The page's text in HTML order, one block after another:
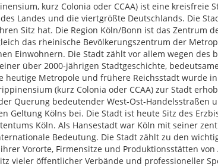
kurz Colonia oder CCAA) ist eine
Landes und die viertgrößte Deutschlands. Die
Sitz hat. Die Region Köln/Bonn ist das Zentrum
das rheinische Bevölkerungszentrum der
Einwohnern. Die Stadt zählt vor allem wegen des
über 2000-jährigen Stadtgeschichte,
heutige Metropole und frühere Reichsstadt wurde
(kurz Colonia oder CCAA) zur Stadt
Querung bedeutender West-Ost-Handelsstraßen
Kölns bei. Die Stadt ist heute Sitz des
Köln. Als Hansestadt war Köln mit seiner
Bedeutung. Die Stadt zählt zu den
Vororte, Firmensitze und Produktionsstätten
vieler öffentlicher Verbände und professioneller